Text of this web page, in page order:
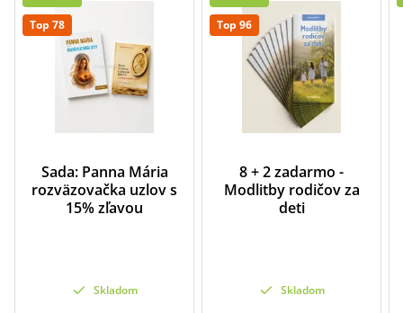
Top 78
Sada: Panna Mária
rozväzovačka uzlov s
15% zľavou
Skladom
Top 96
8 + 2 zadarmo -
Modlitby rodičov za
deti
Skladom